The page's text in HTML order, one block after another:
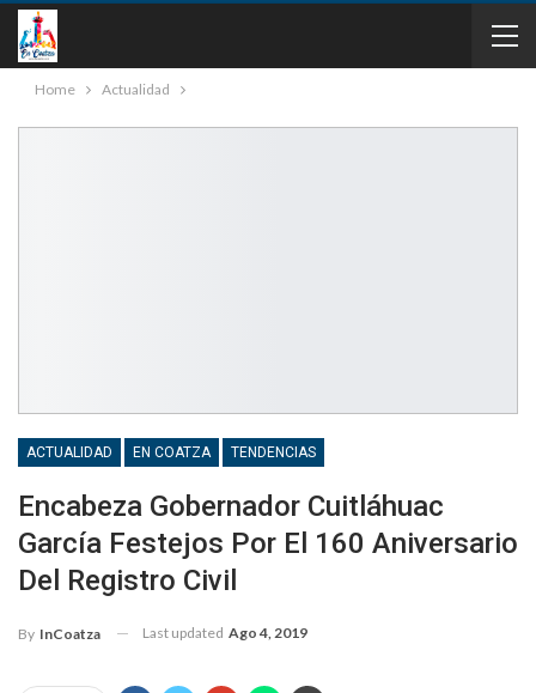
Home Actualidad
ACTUALIDAD EN COATZA TENDENCIAS
Encabeza Gobernador Cuitláhuac
García Festejos Por El 160 Aniversario
Del Registro Civil
By InCoatza Last updated Ago 4, 2019